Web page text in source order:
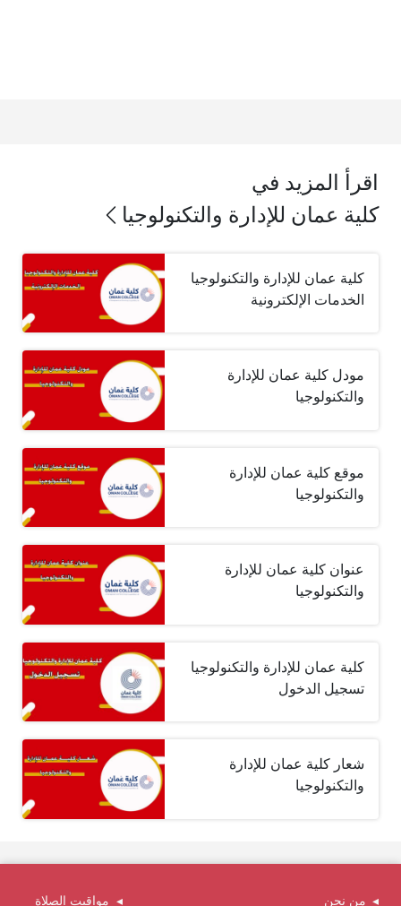
اقرأ المزيد في
كلية عمان للإدارة والتكنولوجيا
كلية عمان للإدارة والتكنولوجيا
الخدمات الإلكترونية
مودل كلية عمان للإدارة
والتكنولوجيا
موقع كلية عمان للإدارة
والتكنولوجيا
عنوان كلية عمان للإدارة
والتكنولوجيا
كلية عمان للإدارة والتكنولوجيا
تسجيل الدخول
شعار كلية عمان للإدارة
والتكنولوجيا
من نحن مواقيت الصلاة